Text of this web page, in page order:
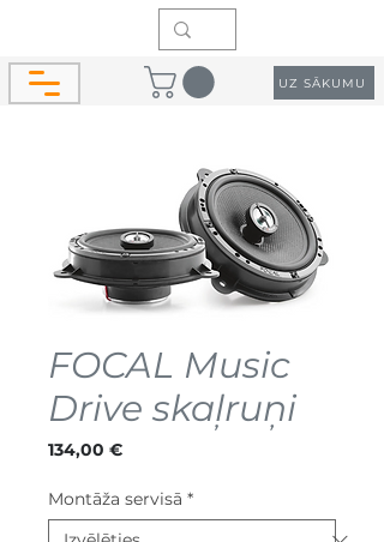
UZ SĀKUMU
FOCAL Music
Drive skaļruņi
134,00 €Cena
Montāža servisā *